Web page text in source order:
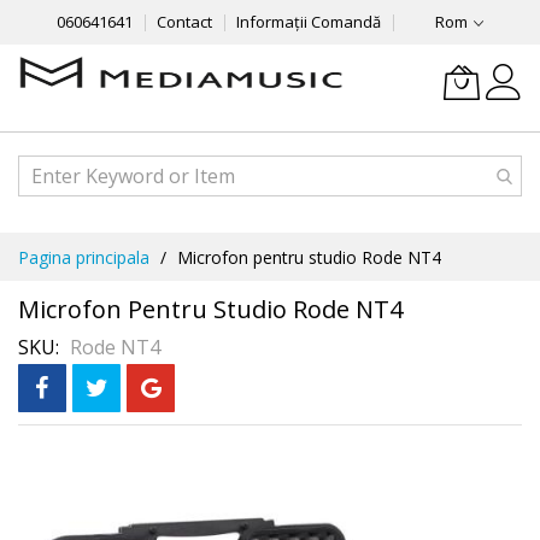
060641641 Contact Informații Comandă Rom
Continut
Pagina principala Microfon pentru studio Rode NT4
Microfon Pentru Studio Rode NT4
SKU Rode NT4